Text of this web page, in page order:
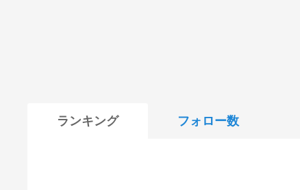
ランキング フォロー数